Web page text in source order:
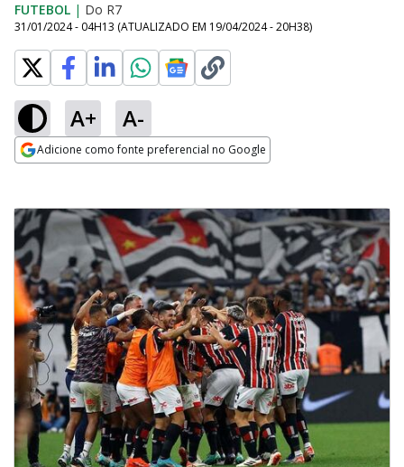
FUTEBOL | Do R7
31/01/2024 - 04H13 (ATUALIZADO EM 19/04/2024 - 20H38)
A+ A-
Adicione como fonte preferencial no Google